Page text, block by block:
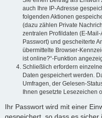
auch Ihre IP-Adresse
folgenden Aktionen
(dazu zählen Private
zentralen Profildaten (E-
Passwort) und gescheiterte
übermittelte Browser-
ist online?“-Funktion
Schließlich erfordern
Daten gespeichert werden.
Umfragen, der Gelesen-
Ihnen gesetzte Lesezeichen
Ihr Passwort wird mit einer